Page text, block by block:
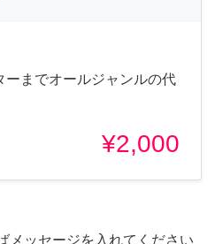
ーまでオールジャンルの代
¥2,000
メッセージを入れてください